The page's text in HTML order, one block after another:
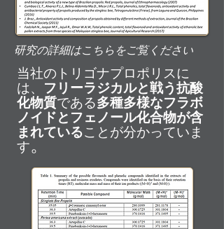
研究の詳細はこちらをご覧ください
当社のトリゴナプロポリスに
は、 フリーラジカルと戦う抗酸
化物質である多種多様なフラボ
ノイドとフェノール化合物が含
まれていることが分かっていま
す。